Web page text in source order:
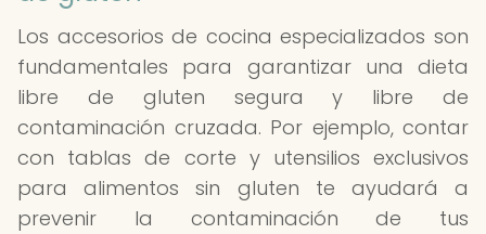
Los accesorios de cocina especializados son
fundamentales para garantizar una dieta
libre de gluten segura y libre de
contaminación cruzada. Por ejemplo, contar
con tablas de corte y utensilios exclusivos
para alimentos sin gluten te ayudará a
prevenir la contaminación de tus